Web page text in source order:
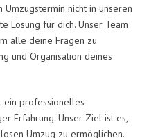
nicht in unseren
Lösung für dich. Unser Team
alle deine Fragen zu
und Organisation deines
ein professionelles
Erfahrung. Unser Ziel ist es,
Umzug zu ermöglichen.